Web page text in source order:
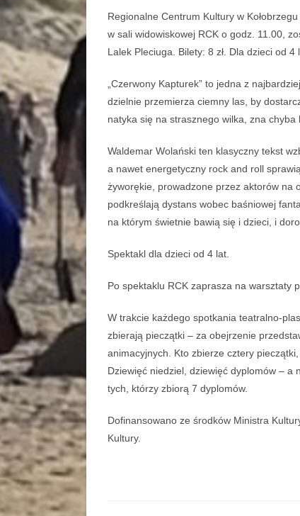
Regionalne Centrum Kultury w
w sali widowiskowej RCK o godz. 11.00,
Lalek Pleciuga. Bilety: 8 zł. Dla dzieci od 4
„Czerwony Kapturek” to jedna z
dzielnie przemierza ciemny las, by
natyka się na strasznego wilka, zna chyba
Waldemar Wolański ten klasyczny tekst
a nawet energetyczny rock and roll
żyworękie, prowadzone przez aktorów na
podkreślają dystans wobec baśniowej
na którym świetnie bawią się i dzieci, i
Spektakl dla dzieci od 4 lat.
Po spektaklu RCK zaprasza na warsztaty
W trakcie każdego spotkania teatralno-
zbierają pieczątki – za obejrzenie
animacyjnych. Kto zbierze cztery
Dziewięć niedziel, dziewięć dyplomów –
tych, którzy zbiorą 7 dyplomów.
Dofinansowano ze środków Ministra
Kultury.